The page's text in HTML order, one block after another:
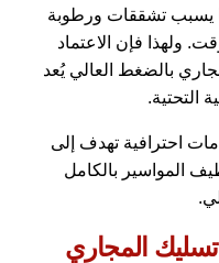
يسبب تشققات ورطوبة
ولهذا فإن الاعتماد
بالضغط العالي يُعد
التحتية.
احترافية تهدف إلى
المواسير بالكامل
المجاري